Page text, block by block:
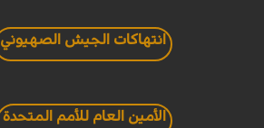
انتهاكات الجيش الصهيوني
الأمين العام للأمم المتحدة